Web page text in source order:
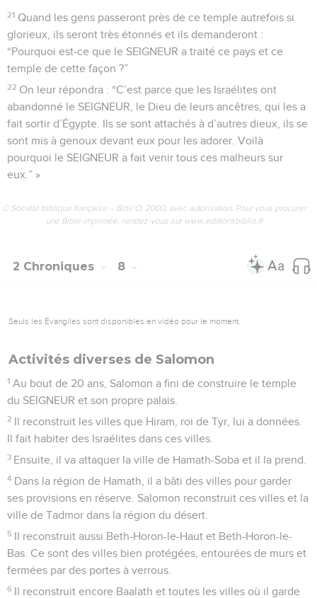
21 Quand les gens passeront près de ce temple autrefois si
glorieux, ils seront très étonnés et ils demanderont :
“Pourquoi est-ce que le SEIGNEUR a traité ce pays et ce
temple de cette façon ?”
22 On leur répondra : “C’est parce que les Israélites ont
abandonné le SEIGNEUR, le Dieu de leurs ancêtres, qui les a
fait sortir d’Égypte. Ils se sont attachés à d’autres dieux, ils se
sont mis à genoux devant eux pour les adorer. Voilà
pourquoi le SEIGNEUR a fait venir tous ces malheurs sur
eux.” »
© Société biblique française – Bibli’O, 2000, avec autorisation. Pour vous procurer
une Bible imprimée, rendez-vous sur www.editionsbiblio.fr
2 Chroniques 8
Seuls les Évangiles sont disponibles en vidéo pour le moment.
Activités diverses de Salomon
1 Au bout de 20 ans, Salomon a fini de construire le temple
du SEIGNEUR et son propre palais.
2 Il reconstruit les villes que Hiram, roi de Tyr, lui a données.
Il fait habiter des Israélites dans ces villes.
3 Ensuite, il va attaquer la ville de Hamath-Soba et il la prend.
4 Dans la région de Hamath, il a bâti des villes pour garder
ses provisions en réserve. Salomon reconstruit ces villes et la
ville de Tadmor dans la région du désert.
5 Il reconstruit aussi Beth-Horon-le-Haut et Beth-Horon-le-
Bas. Ce sont des villes bien protégées, entourées de murs et
fermées par des portes à verrous.
6 Il reconstruit encore Baalath et toutes les villes où il garde